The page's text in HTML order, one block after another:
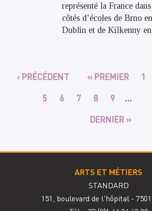
représenté la France
côtés d’écoles de Brno
Dublin et de Kilkenny
Pagination
PREMIÈRE
« PREMIER
PAGE
‹ PRÉCÉDENT 1
PAGE
5 PAGE
6 PAGE
7 PAGE
8 PAGE
9 …
DERNIÈRE
DERNIER »
ARTS ET MÉTIERS
STANDARD
151, boulevard de l'hôpital -